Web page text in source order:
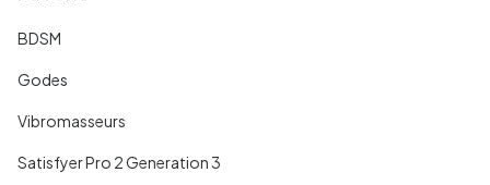
BDSM
Godes
Vibromasseurs
Satisfyer Pro 2 Generation 3